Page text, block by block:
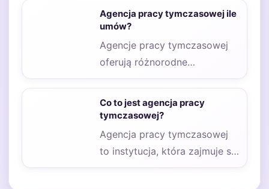
aspektami finansowymi. Koszt
zatrudnienia…
Agencja pracy tymczasowej ile
umów?
Agencje pracy tymczasowej
oferują różnorodne
możliwości zatrudnienia, co
sprawia, że wiele osób
zastanawia się, ile…
Co to jest agencja pracy
tymczasowej?
Agencja pracy tymczasowej
to instytucja, która zajmuje się
pośrednictwem w